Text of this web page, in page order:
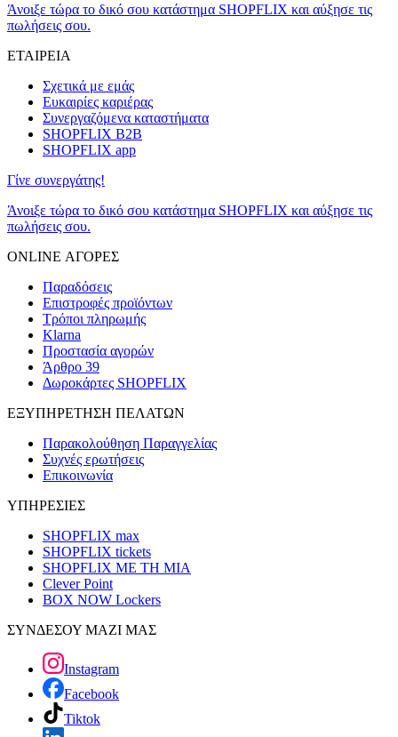
Άνοιξε τώρα το δικό σου κατάστημα SHOPFLIX και αύξησε τις
πωλήσεις σου.
ΕΤΑΙΡΕΙΑ
Σχετικά με εμάς
Ευκαιρίες καριέρας
Συνεργαζόμενα καταστήματα
SHOPFLIX B2B
SHOPFLIX app
Γίνε συνεργάτης!
Άνοιξε τώρα το δικό σου κατάστημα SHOPFLIX και αύξησε τις
πωλήσεις σου.
ONLINE ΑΓΟΡΕΣ
Παραδόσεις
Επιστροφές προϊόντων
Τρόποι πληρωμής
Klarna
Προστασία αγορών
Άρθρο 39
Δωροκάρτες SHOPFLIX
ΕΞΥΠΗΡΕΤΗΣΗ ΠΕΛΑΤΩΝ
Παρακολούθηση Παραγγελίας
Συχνές ερωτήσεις
Επικοινωνία
ΥΠΗΡΕΣΙΕΣ
SHOPFLIX max
SHOPFLIX tickets
SHOPFLIX ΜΕ ΤΗ ΜΙΑ
Clever Point
BOX NOW Lockers
ΣΥΝΔΕΣΟΥ ΜΑΖΙ ΜΑΣ
Instagram
Facebook
Tiktok